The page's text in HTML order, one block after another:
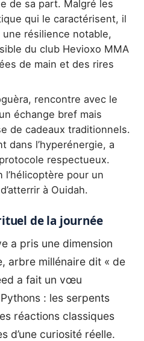
de sa part. Malgré les
qui le caractérisent, il
résilience notable,
du club Hevioxo MMA
de main et des rires
rencontre avec le
échange bref mais
de cadeaux traditionnels.
dans l’hyperénergie, a
respectueux.
pour un
à Ouidah.
de la journée
a pris une dimension
arbre millénaire dit « de
a fait un vœu
: les serpents
réactions classiques
d’une curiosité réelle.